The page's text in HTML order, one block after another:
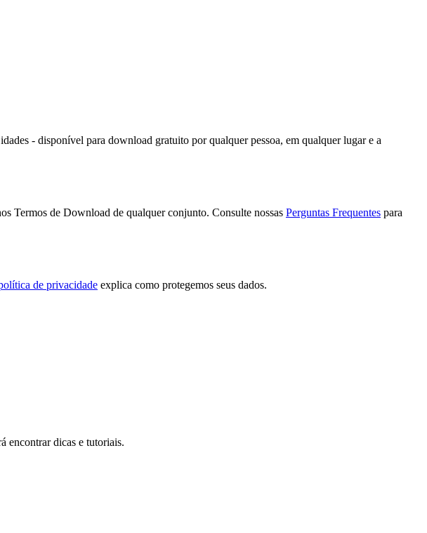
- disponível para download gratuito por qualquer pessoa, em qualquer lugar e a
Termos de Download de qualquer conjunto. Consulte nossas Perguntas Frequentes para
de privacidade explica como protegemos seus dados.
encontrar dicas e tutoriais.